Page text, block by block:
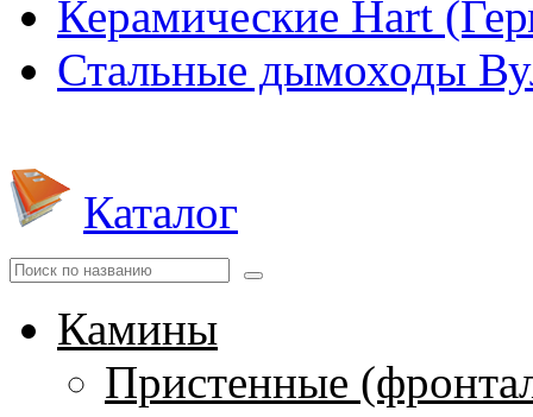
Керамические Hart
Стальные дымоходы
Каталог
Камины
Пристенные